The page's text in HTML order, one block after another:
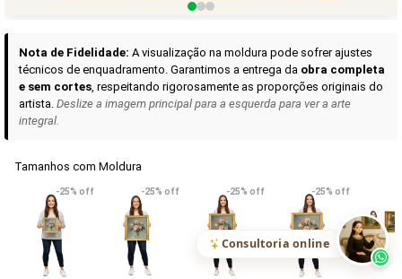
VER DETALHES
Madona de Loreto
R$ 538,42
Narciso- caravaggio
R$ 365,92
Maria
uma Rosa
R$ 365,92
Consultoria online
Nota de Fidelidade: A visualização na moldura pode sofrer ajustes
técnicos de enquadramento. Garantimos a entrega da obra completa
e sem cortes, respeitando rigorosamente as proporções originais do
artista. Deslize a imagem principal para a esquerda para ver a arte
integral.
Tamanhos com Moldura
-25% off -25% off -25% off -25% off